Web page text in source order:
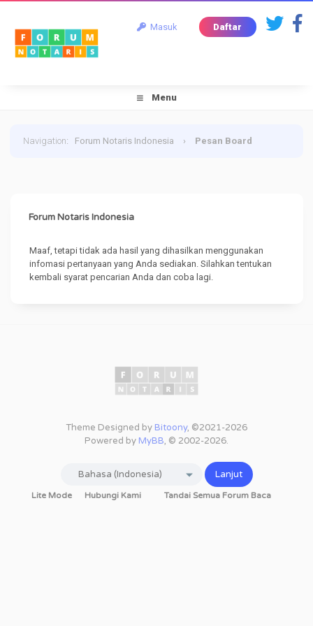
Masuk Daftar
Menu
Navigation: Forum Notaris Indonesia › Pesan Board
Forum Notaris Indonesia
Maaf, tetapi tidak ada hasil yang dihasilkan menggunakan
infomasi pertanyaan yang Anda sediakan. Silahkan tentukan
kembali syarat pencarian Anda dan coba lagi.
Theme Designed by Bitoony, ©2021-2026
Powered by MyBB, © 2002-2026.
Lite Mode Hubungi Kami Tandai Semua Forum Baca